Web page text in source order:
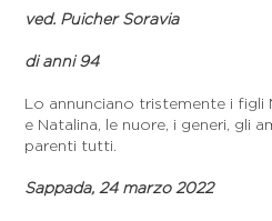
ved. Puicher Soravia
di anni 94
Lo annunciano tristemente i figli
e Natalina, le nuore, i generi, gli
parenti tutti.
Sappada, 24 marzo 2022